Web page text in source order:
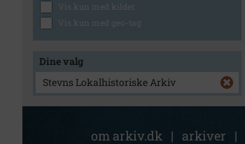
Vis kun med kilder
Vis kun med geo-tag
Dine valg
Stevns Lokalhistoriske Arkiv
om arkiv.dk | arkiver |